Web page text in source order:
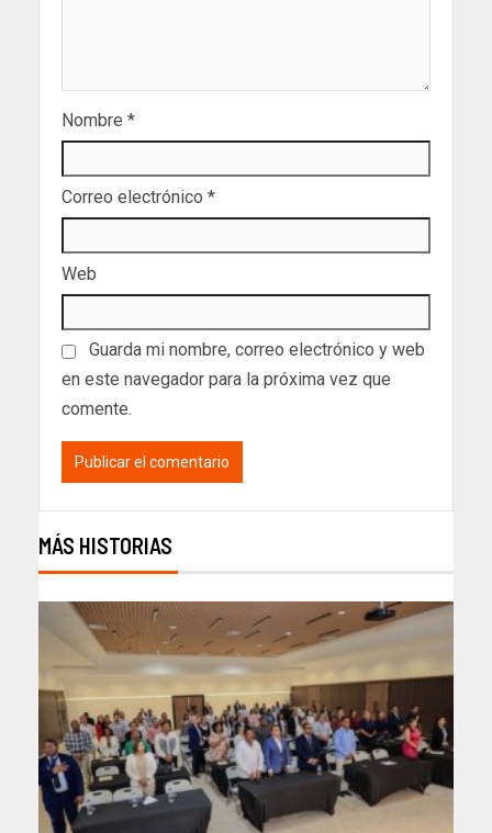
Nombre *
Correo electrónico *
Web
Guarda mi nombre, correo electrónico y web
en este navegador para la próxima vez que
comente.
MÁS HISTORIAS